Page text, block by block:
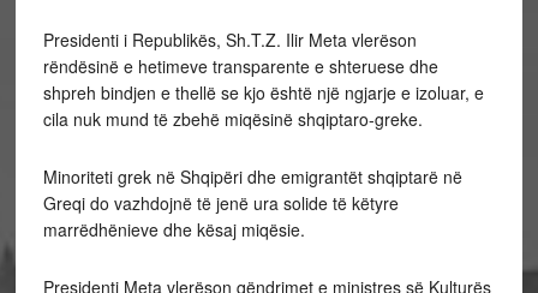
Presidenti i Republikës, Sh.T.Z. Ilir Meta vlerëson
rëndësinë e hetimeve transparente e shteruese dhe
shpreh bindjen e thellë se kjo është një ngjarje e izoluar, e
cila nuk mund të zbehë miqësinë shqiptaro-greke.
Minoriteti grek në Shqipëri dhe emigrantët shqiptarë në
Greqi do vazhdojnë të jenë ura solide të këtyre
marrëdhënieve dhe kësaj miqësie.
Presidenti Meta vlerëson qëndrimet e ministres së Kulturës